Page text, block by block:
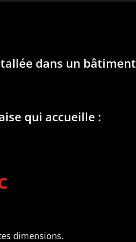
dans un bâtiment
qui accueille :
dimensions.